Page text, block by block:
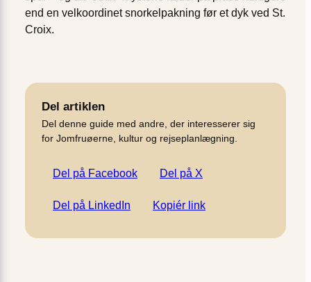
end en velkoordinet snorkel­pakning før et dyk ved St.
Croix.
Del artiklen
Del denne guide med andre, der interesserer sig
for Jomfruøerne, kultur og rejseplanlægning.
Del på Facebook Del på X
Del på LinkedIn Kopiér link